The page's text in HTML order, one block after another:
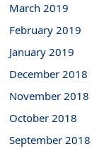
March 2019
February 2019
January 2019
December 2018
November 2018
October 2018
September 2018